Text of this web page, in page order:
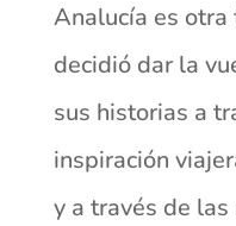
Analucía es
decidió dar la
sus historias a
inspiración
y a través de